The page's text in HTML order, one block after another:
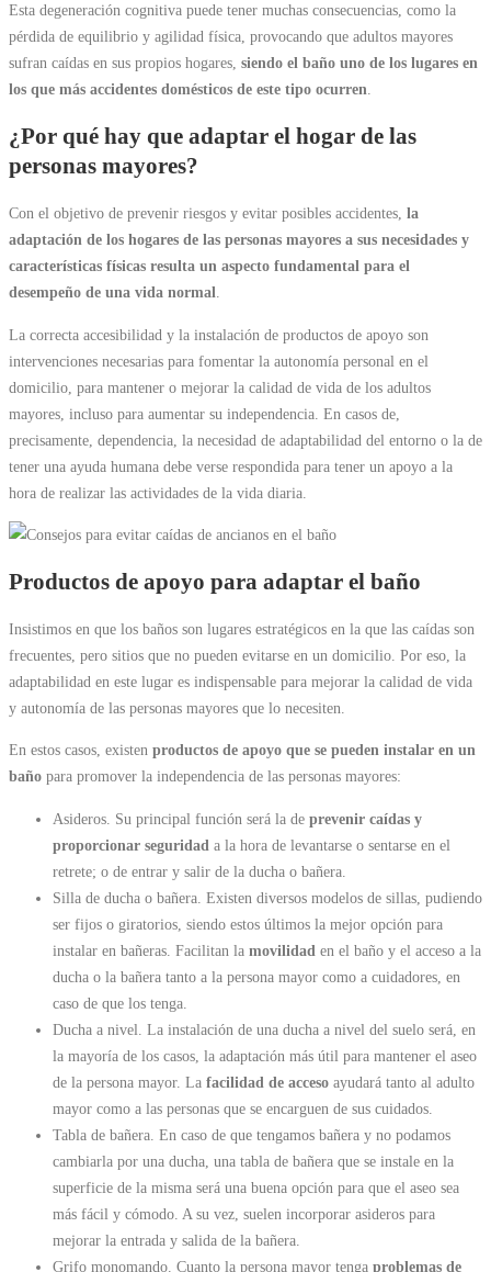
Esta degeneración cognitiva puede tener muchas consecuencias, como la
pérdida de equilibrio y agilidad física, provocando que adultos mayores
sufran caídas en sus propios hogares, siendo el baño uno de los lugares en
los que más accidentes domésticos de este tipo ocurren.
¿Por qué hay que adaptar el hogar de las
personas mayores?
Con el objetivo de prevenir riesgos y evitar posibles accidentes, la
adaptación de los hogares de las personas mayores a sus necesidades y
características físicas resulta un aspecto fundamental para el
desempeño de una vida normal.
La correcta accesibilidad y la instalación de productos de apoyo son
intervenciones necesarias para fomentar la autonomía personal en el
domicilio, para mantener o mejorar la calidad de vida de los adultos
mayores, incluso para aumentar su independencia. En casos de,
precisamente, dependencia, la necesidad de adaptabilidad del entorno o la de
tener una ayuda humana debe verse respondida para tener un apoyo a la
hora de realizar las actividades de la vida diaria.
Productos de apoyo para adaptar el baño
Insistimos en que los baños son lugares estratégicos en la que las caídas son
frecuentes, pero sitios que no pueden evitarse en un domicilio. Por eso, la
adaptabilidad en este lugar es indispensable para mejorar la calidad de vida
y autonomía de las personas mayores que lo necesiten.
En estos casos, existen productos de apoyo que se pueden instalar en un
baño para promover la independencia de las personas mayores:
Asideros. Su principal función será la de prevenir caídas y
proporcionar seguridad a la hora de levantarse o sentarse en el
retrete; o de entrar y salir de la ducha o bañera.
Silla de ducha o bañera. Existen diversos modelos de sillas, pudiendo
ser fijos o giratorios, siendo estos últimos la mejor opción para
instalar en bañeras. Facilitan la movilidad en el baño y el acceso a la
ducha o la bañera tanto a la persona mayor como a cuidadores, en
caso de que los tenga.
Ducha a nivel. La instalación de una ducha a nivel del suelo será, en
la mayoría de los casos, la adaptación más útil para mantener el aseo
de la persona mayor. La facilidad de acceso ayudará tanto al adulto
mayor como a las personas que se encarguen de sus cuidados.
Tabla de bañera. En caso de que tengamos bañera y no podamos
cambiarla por una ducha, una tabla de bañera que se instale en la
superficie de la misma será una buena opción para que el aseo sea
más fácil y cómodo. A su vez, suelen incorporar asideros para
mejorar la entrada y salida de la bañera.
Grifo monomando. Cuanto la persona mayor tenga problemas de